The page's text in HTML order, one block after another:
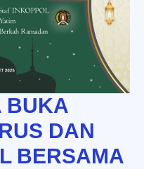
BUKA
DAN
BERSAMA